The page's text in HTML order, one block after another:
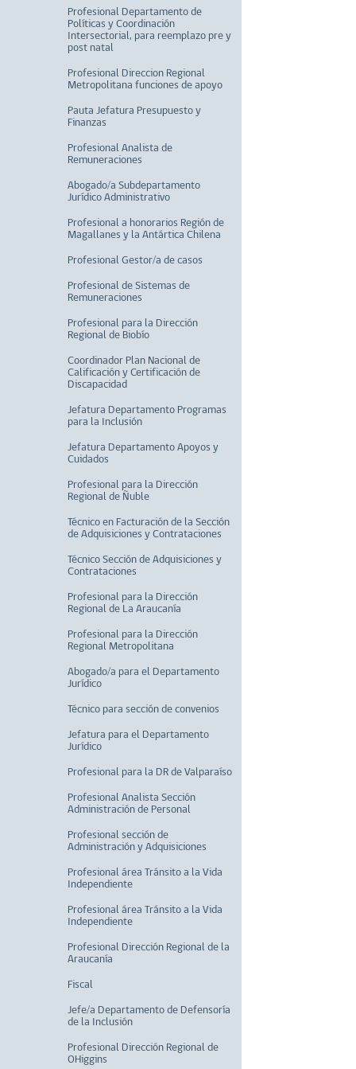
Profesional Departamento de
Políticas y Coordinación
Intersectorial, para reemplazo pre y
post natal
Profesional Direccion Regional
Metropolitana funciones de apoyo
Pauta Jefatura Presupuesto y
Finanzas
Profesional Analista de
Remuneraciones
Abogado/a Subdepartamento
Jurídico Administrativo
Profesional a honorarios Región de
Magallanes y la Antártica Chilena
Profesional Gestor/a de casos
Profesional de Sistemas de
Remuneraciones
Profesional para la Dirección
Regional de Biobío
Coordinador Plan Nacional de
Calificación y Certificación de
Discapacidad
Jefatura Departamento Programas
para la Inclusión
Jefatura Departamento Apoyos y
Cuidados
Profesional para la Dirección
Regional de Ñuble
Técnico en Facturación de la Sección
de Adquisiciones y Contrataciones
Técnico Sección de Adquisiciones y
Contrataciones
Profesional para la Dirección
Regional de La Araucanía
Profesional para la Dirección
Regional Metropolitana
Abogado/a para el Departamento
Jurídico
Técnico para sección de convenios
Jefatura para el Departamento
Jurídico
Profesional para la DR de Valparaíso
Profesional Analista Sección
Administración de Personal
Profesional sección de
Administración y Adquisiciones
Profesional área Tránsito a la Vida
Independiente
Profesional área Tránsito a la Vida
Independiente
Profesional Dirección Regional de la
Araucanía
Fiscal
Jefe/a Departamento de Defensoría
de la Inclusión
Profesional Dirección Regional de
OHiggins